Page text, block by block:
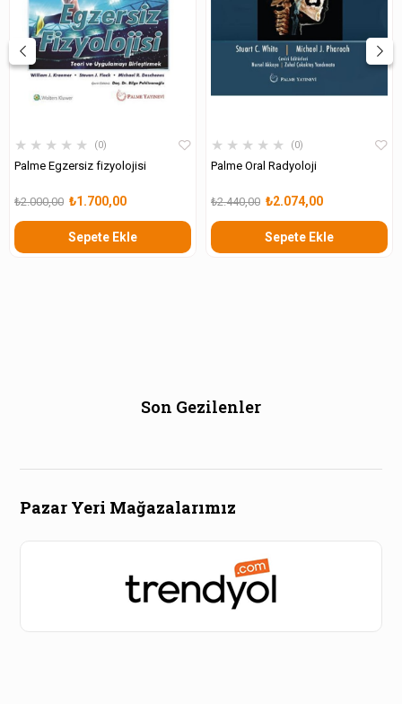
★ ★ ★ ★ ★ 0
Palme Egzersiz fizyolojisi
₺1.700,00
₺2.000,00
Sepete Ekle
★ ★ ★ ★ ★ 0
Palme Oral Radyoloji
₺2.074,00
₺2.440,00
Sepete Ekle
Son Gezilenler
Pazar Yeri Mağazalarımız